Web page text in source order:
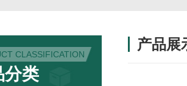
CLASSIFICATION
分类
产品展